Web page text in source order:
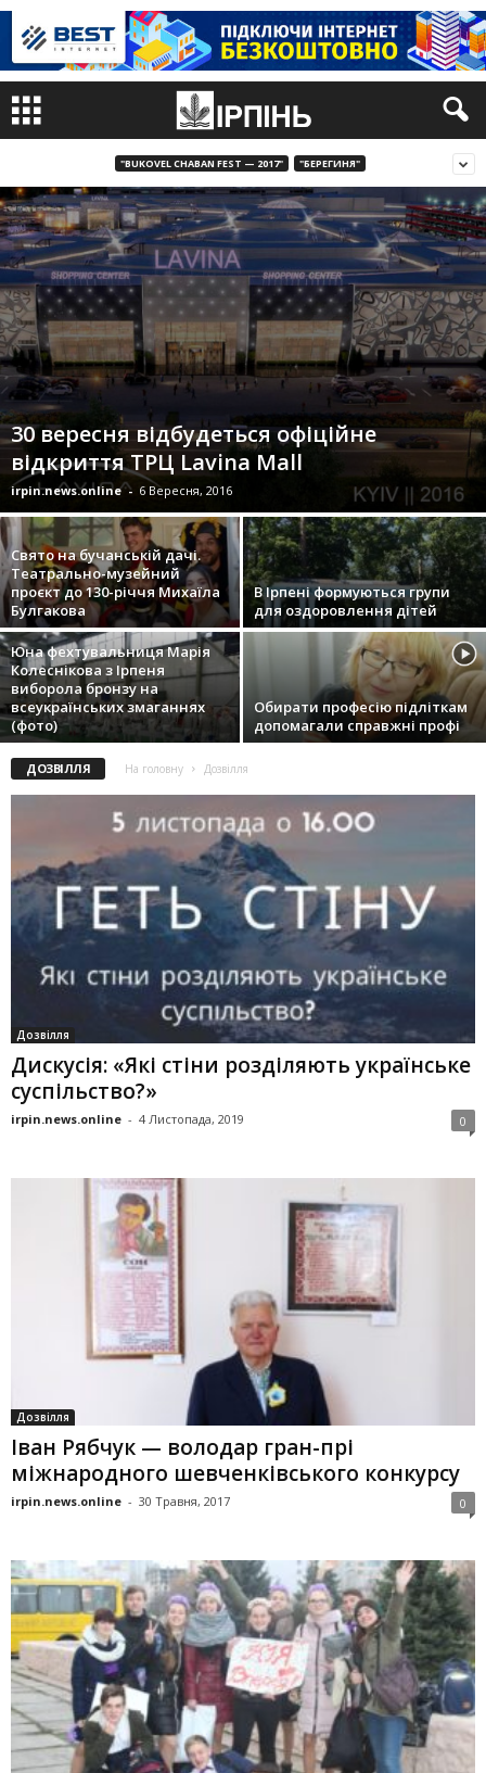
"BUKOVEL CHABAN FEST — 2017" "БЕРЕГИНЯ"
30 вересня відбудеться офіційне
відкриття ТРЦ Lavina Mall
irpin.news.online - 6 Вересня, 2016
Свято на бучанській дачі.
Театрально-музейний
проєкт до 130-річчя Михаїла
Булгакова
В Ірпені формуються групи
для оздоровлення дітей
Юна фехтувальниця Марія
Колеснікова з Ірпеня
виборола бронзу на
всеукраїнських змаганнях
(фото)
Обирати професію підліткам
допомагали справжні профі
ДОЗВІЛЛЯ На головну Дозвілля
Дозвілля
Дискусія: «Які стіни розділяють українське
суспільство?»
irpin.news.online - 4 Листопада, 2019 0
Дозвілля
Іван Рябчук — володар гран-прі
міжнародного шевченківського конкурсу
irpin.news.online - 30 Травня, 2017 0